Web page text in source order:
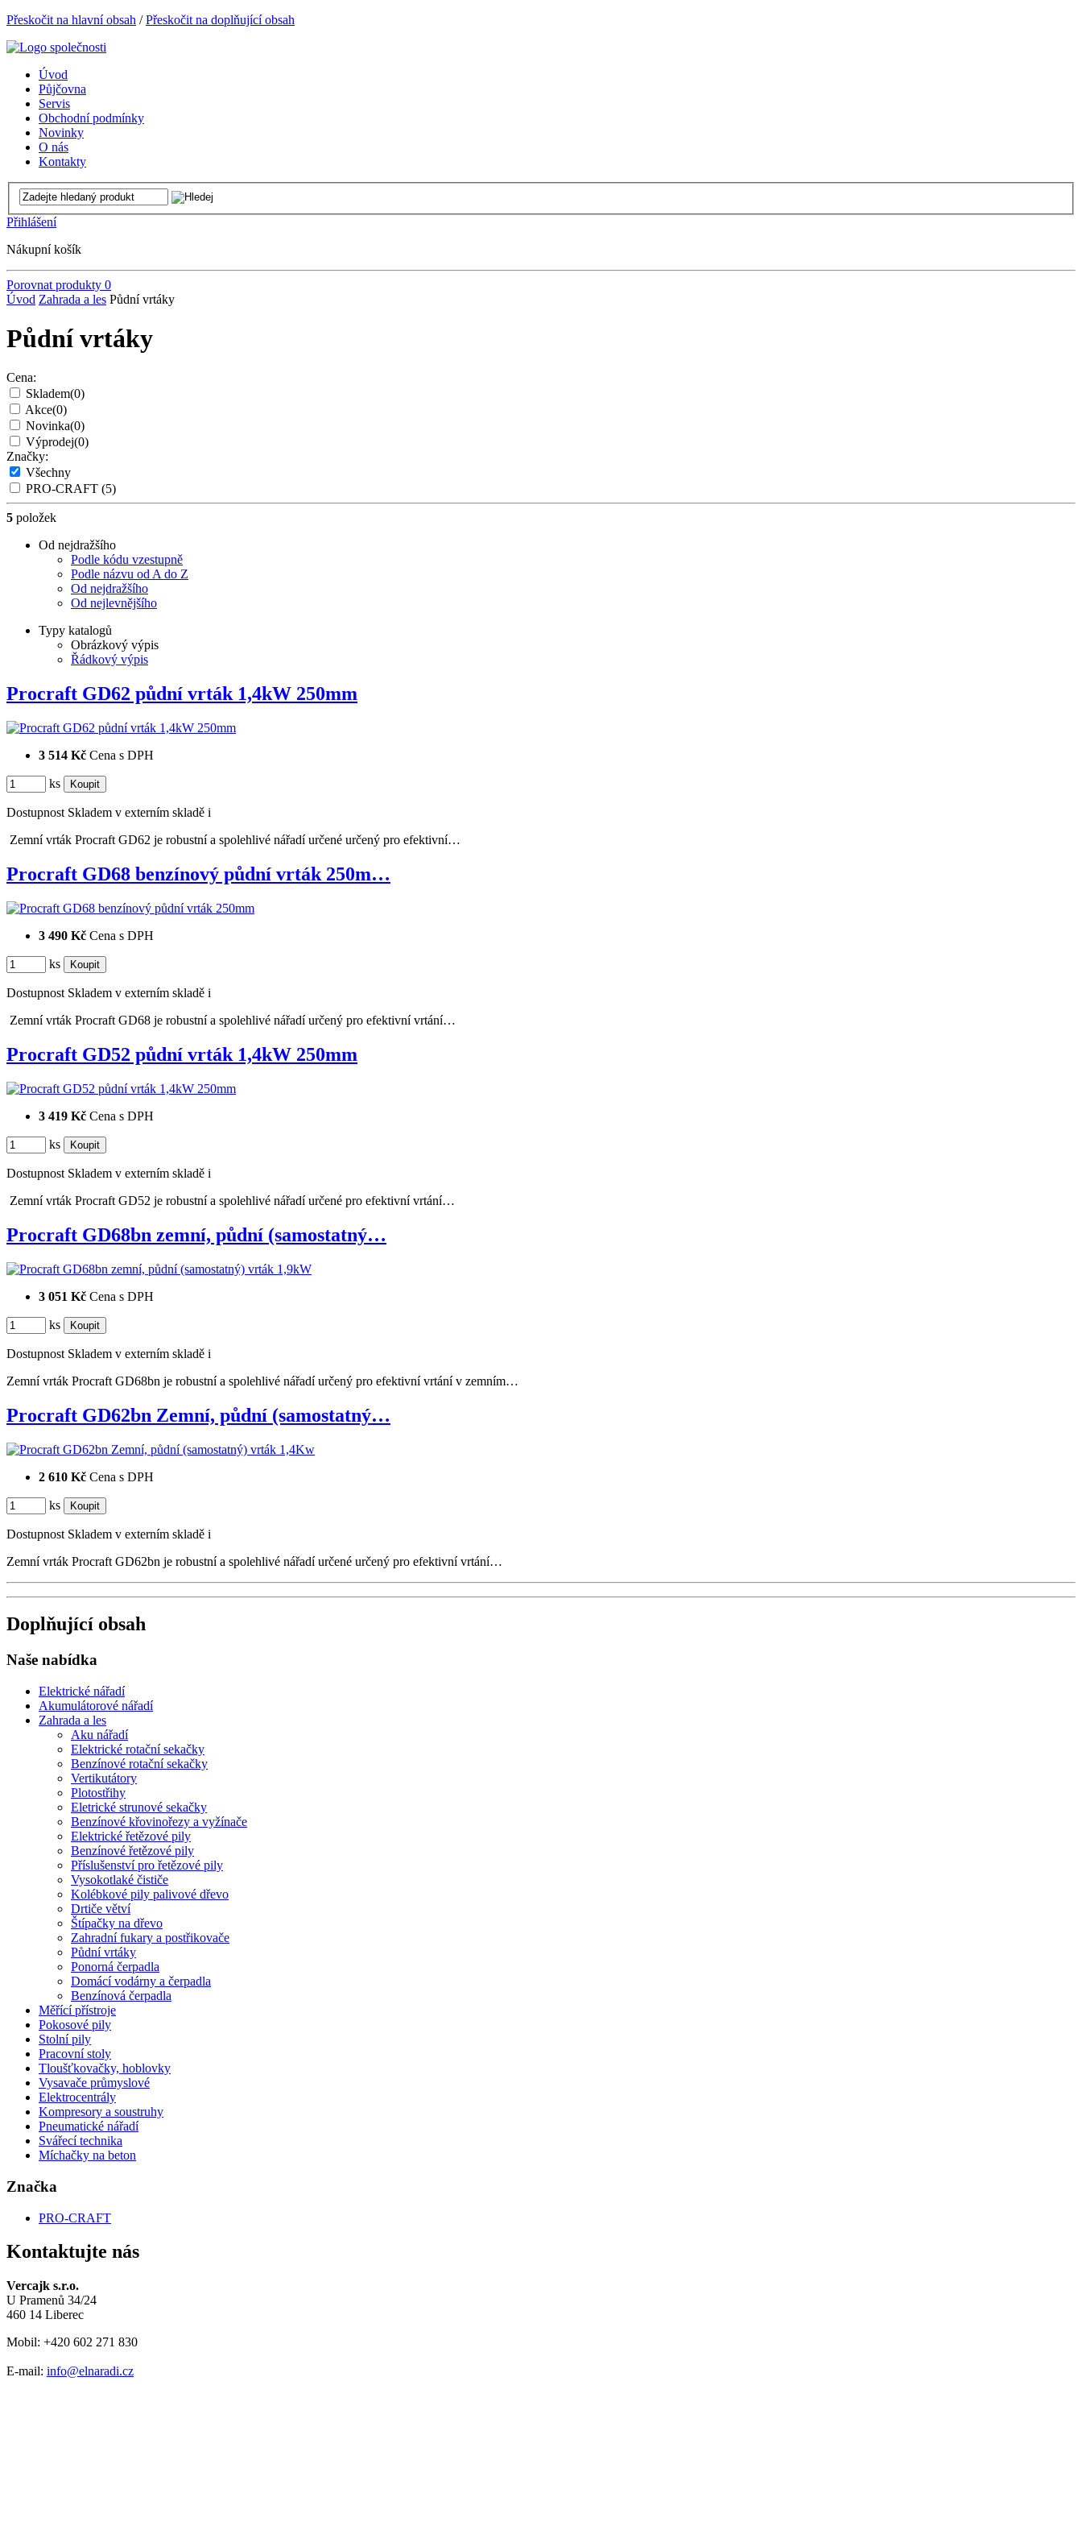
Přeskočit na hlavní obsah /Přeskočit na doplňující obsah
Úvod
Půjčovna
Servis
Obchodní podmínky
Novinky
O nás
Kontakty
Přihlášení
Nákupní košík
Porovnat produkty 0
Úvod Zahrada a les Půdní vrtáky
Půdní vrtáky
Cena:
Skladem(0)
Akce(0)
Novinka(0)
Výprodej(0)
Značky:
Všechny
PRO-CRAFT (5)
5 položek
Od nejdražšího
Podle kódu vzestupně
Podle názvu od A do Z
Od nejdražšího
Od nejlevnějšího
Typy katalogů
Obrázkový výpis
Řádkový výpis
Procraft GD62 půdní vrták 1,4kW 250mm
3 514 Kč Cena s DPH
ks
Dostupnost Skladem v externím skladě i
Zemní vrták Procraft GD62 je robustní a spolehlivé nářadí určené určený pro efektivní…
Procraft GD68 benzínový půdní vrták 250m…
3 490 Kč Cena s DPH
ks
Dostupnost Skladem v externím skladě i
Zemní vrták Procraft GD68 je robustní a spolehlivé nářadí určený pro efektivní vrtání…
Procraft GD52 půdní vrták 1,4kW 250mm
3 419 Kč Cena s DPH
ks
Dostupnost Skladem v externím skladě i
Zemní vrták Procraft GD52 je robustní a spolehlivé nářadí určené pro efektivní vrtání…
Procraft GD68bn zemní, půdní (samostatný…
3 051 Kč Cena s DPH
ks
Dostupnost Skladem v externím skladě i
Zemní vrták Procraft GD68bn je robustní a spolehlivé nářadí určený pro efektivní vrtání v zemním…
Procraft GD62bn Zemní, půdní (samostatný…
2 610 Kč Cena s DPH
ks
Dostupnost Skladem v externím skladě i
Zemní vrták Procraft GD62bn je robustní a spolehlivé nářadí určené určený pro efektivní vrtání…
Doplňující obsah
Naše nabídka
Elektrické nářadí
Akumulátorové nářadí
Zahrada a les
Aku nářadí
Elektrické rotační sekačky
Benzínové rotační sekačky
Vertikutátory
Plotostřihy
Eletrické strunové sekačky
Benzínové křovinořezy a vyžínače
Elektrické řetězové pily
Benzínové řetězové pily
Příslušenství pro řetězové pily
Vysokotlaké čističe
Kolébkové pily palivové dřevo
Drtiče větví
Štípačky na dřevo
Zahradní fukary a postřikovače
Půdní vrtáky
Ponorná čerpadla
Domácí vodárny a čerpadla
Benzínová čerpadla
Měřící přístroje
Pokosové pily
Stolní pily
Pracovní stoly
Tloušťkovačky, hoblovky
Vysavače průmyslové
Elektrocentrály
Kompresory a soustruhy
Pneumatické nářadí
Svářecí technika
Míchačky na beton
Značka
PRO-CRAFT
Kontaktujte nás
Vercajk s.r.o.
U Pramenů 34/24
460 14 Liberec
Mobil: +420 602 271 830
E-mail: info@elnaradi.cz